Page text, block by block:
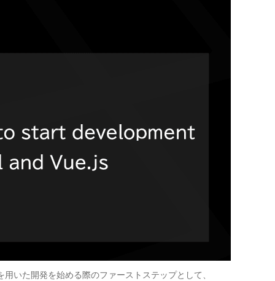
いた開発を始める際のファーストステップとして、